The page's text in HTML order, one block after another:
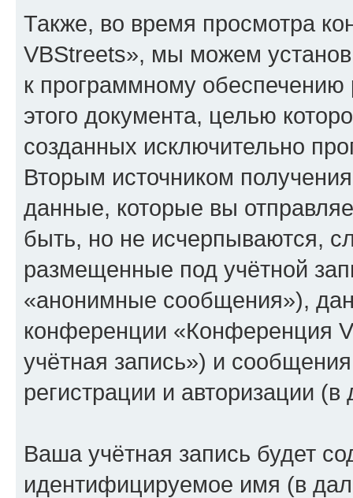
Также, во время просмотра
VBStreets», мы можем
к программному обеспечению
этого документа, целью
созданных исключительно
Вторым источником
данные, которые вы
быть, но не исчерпываются,
размещенные под учётной
«анонимные сообщения»),
конференции «Конференция
учётная запись») и
регистрации и авторизации
Ваша учётная запись будет
идентифицируемое имя (в